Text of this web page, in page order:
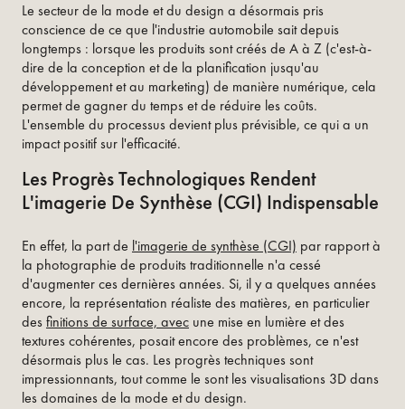
Le secteur de la mode et du design a désormais pris
conscience de ce que l'industrie automobile sait depuis
longtemps : lorsque les produits sont créés de A à Z (c'est-à-
dire de la conception et de la planification jusqu'au
développement et au marketing) de manière numérique, cela
permet de gagner du temps et de réduire les coûts.
L'ensemble du processus devient plus prévisible, ce qui a un
impact positif sur l'efficacité.
Les Progrès Technologiques Rendent
L'imagerie De Synthèse (CGI) Indispensable
En effet, la part de l'imagerie de synthèse (CGI) par rapport à
la photographie de produits traditionnelle n'a cessé
d'augmenter ces dernières années. Si, il y a quelques années
encore, la représentation réaliste des matières, en particulier
desfinitions de surface, avec une mise en lumière et des
textures cohérentes, posait encore des problèmes, ce n'est
désormais plus le cas. Les progrès techniques sont
impressionnants, tout comme le sont les visualisations 3D dans
les domaines de la mode et du design.